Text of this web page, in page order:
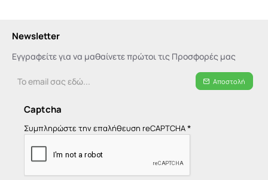
Newsletter
Εγγραφείτε για να μαθαίνετε πρώτοι τις Προσφορές μας
email
εδώ...
Αποστολή
Captcha
Συμπληρώστε την επαλήθευση reCAPTCHA